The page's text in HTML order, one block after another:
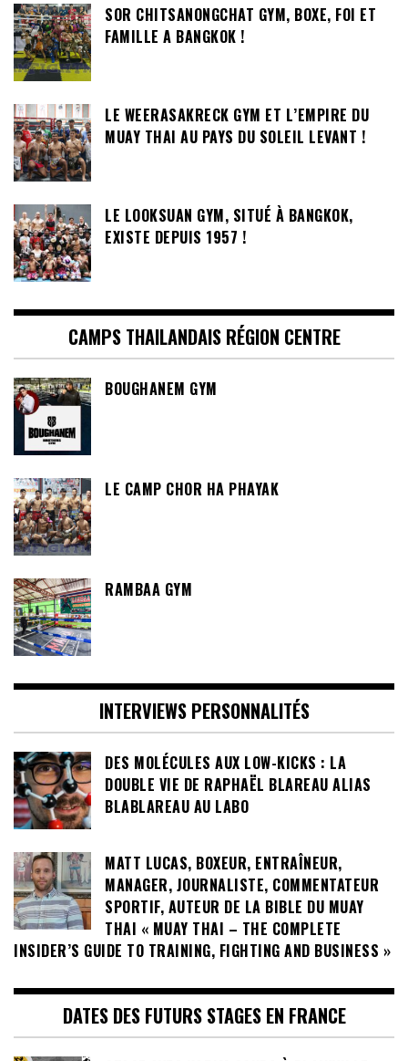
SOR CHITSANONGCHAT GYM, BOXE, FOI ET
FAMILLE A BANGKOK !
LE WEERASAKRECK GYM ET L’EMPIRE DU
MUAY THAI AU PAYS DU SOLEIL LEVANT !
LE LOOKSUAN GYM, SITUÉ À BANGKOK,
EXISTE DEPUIS 1957 !
CAMPS THAILANDAIS RÉGION CENTRE
BOUGHANEM GYM
LE CAMP CHOR HA PHAYAK
RAMBAA GYM
INTERVIEWS PERSONNALITÉS
DES MOLÉCULES AUX LOW-KICKS : LA
DOUBLE VIE DE RAPHAËL BLAREAU ALIAS
BLABLAREAU AU LABO
MATT LUCAS, BOXEUR, ENTRAÎNEUR,
MANAGER, JOURNALISTE, COMMENTATEUR
SPORTIF, AUTEUR DE LA BIBLE DU MUAY
THAI « MUAY THAI – THE COMPLETE
INSIDER’S GUIDE TO TRAINING, FIGHTING AND BUSINESS »
DATES DES FUTURS STAGES EN FRANCE